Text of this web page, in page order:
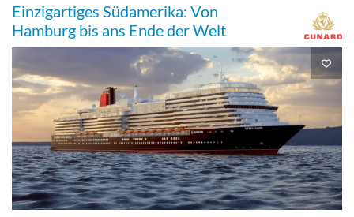
Einzigartiges Südamerika: Von
Hamburg bis ans Ende der Welt